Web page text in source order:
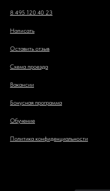
8 495 120 40 23
Написать
Оставить отзыв
Схема проезда
Вакансии
Бонусная программа
Обучение
Политика конфиденциальности